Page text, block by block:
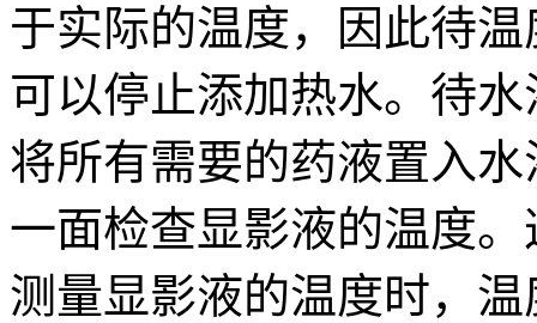
于实际的温度，因此待
可以停止添加热水。待
将所有需要的药液置入
一面检查显影液的温度
测量显影液的温度时，